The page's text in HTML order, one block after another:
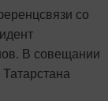
со
В совещании